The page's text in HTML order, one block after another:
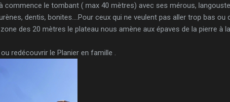
commence le tombant ( max 40 mètres) avec ses mérous,
dentis, bonites....Pour ceux qui ne veulent pas aller trop bas ou
des 20 mètres le plateau nous amène aux épaves de la pierre à la
redécouvrir le Planier en famille .